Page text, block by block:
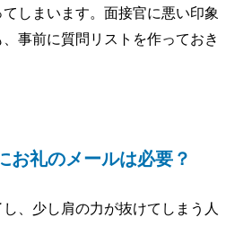
しまいます。面接官に悪い印象
事前に質問リストを作っておき
お礼のメールは必要？
、少し肩の力が抜けてしまう人